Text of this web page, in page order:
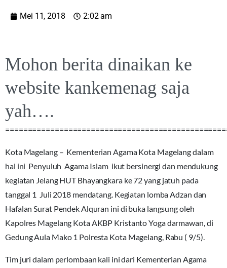
Mei 11, 2018 2:02 am
Mohon berita dinaikan ke
website kankemenag saja
yah….
Kota Magelang – Kementerian Agama Kota Magelang dalam
hal ini Penyuluh Agama Islam ikut bersinergi dan mendukung
kegiatan Jelang HUT Bhayangkara ke 72 yang jatuh pada
tanggal 1 Juli 2018 mendatang. Kegiatan lomba Adzan dan
Hafalan Surat Pendek Alquran ini di buka langsung oleh
Kapolres Magelang Kota AKBP Kristanto Yoga darmawan, di
Gedung Aula Mako 1 Polresta Kota Magelang, Rabu ( 9/5).
Tim juri dalam perlombaan kali ini dari Kementerian Agama